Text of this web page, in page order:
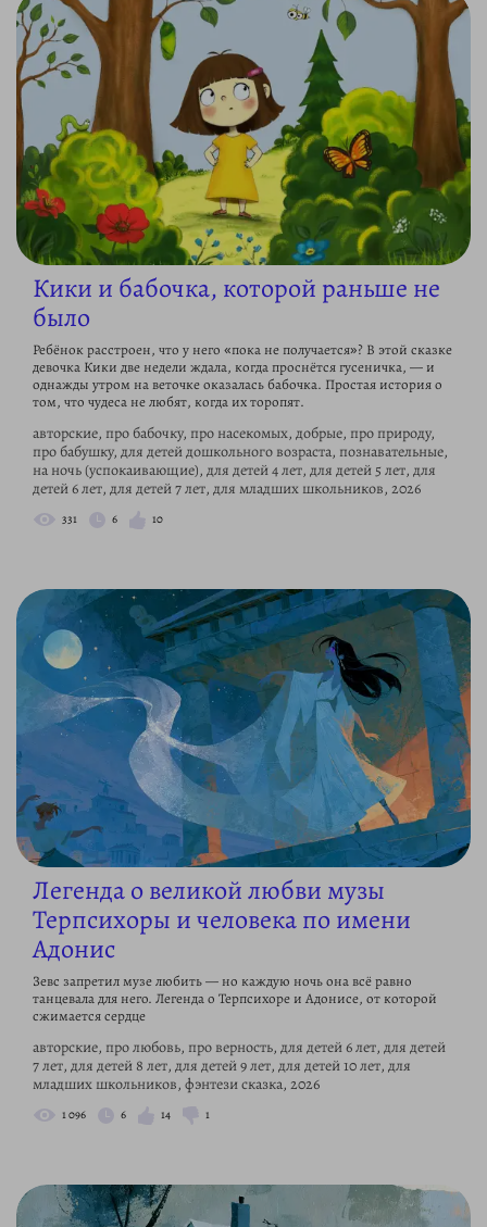
Кики и бабочка, которой раньше не
было
Ребёнок расстроен, что у него «пока не получается»? В этой сказке
девочка Кики две недели ждала, когда проснётся гусеничка, — и
однажды утром на веточке оказалась бабочка. Простая история о
том, что чудеса не любят, когда их торопят.
авторские, про бабочку, про насекомых, добрые, про природу,
про бабушку, для детей дошкольного возраста, познавательные,
на ночь (успокаивающие), для детей 4 лет, для детей 5 лет, для
детей 6 лет, для детей 7 лет, для младших школьников, 2026
331 6 10
Легенда о великой любви музы
Терпсихоры и человека по имени
Адонис
Зевс запретил музе любить — но каждую ночь она всё равно
танцевала для него. Легенда о Терпсихоре и Адонисе, от которой
сжимается сердце
авторские, про любовь, про верность, для детей 6 лет, для детей
7 лет, для детей 8 лет, для детей 9 лет, для детей 10 лет, для
младших школьников, фэнтези сказка, 2026
1 096 6 14 1